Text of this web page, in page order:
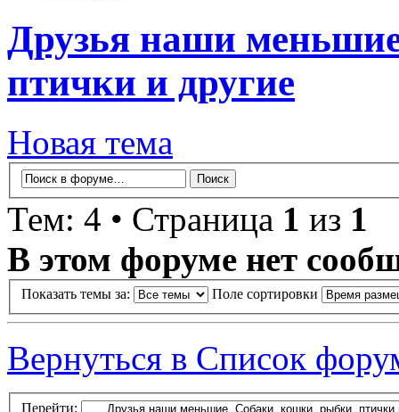
Друзья наши
птички и другие
Новая тема
Тем: 4 • Страница 1 из 1
В этом форуме нет
Показать темы за: Поле сортировки
Вернуться в Список
Перейти: